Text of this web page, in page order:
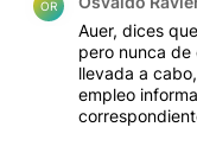
OR
Auer, dices
pero nunca de
llevada a
empleo
lograr